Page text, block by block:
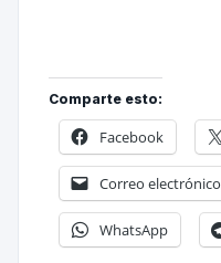
Comparte esto:
Facebook
Correo electrónico
WhatsApp